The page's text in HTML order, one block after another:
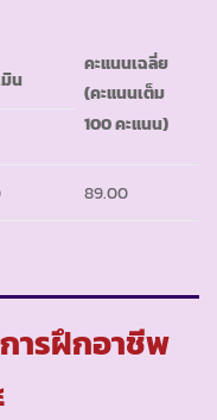
มิน
คะแนนเฉลี่ย
(คะแนนเต็ม
100 คะแนน)
89.00
ารฝึกอาชีพ